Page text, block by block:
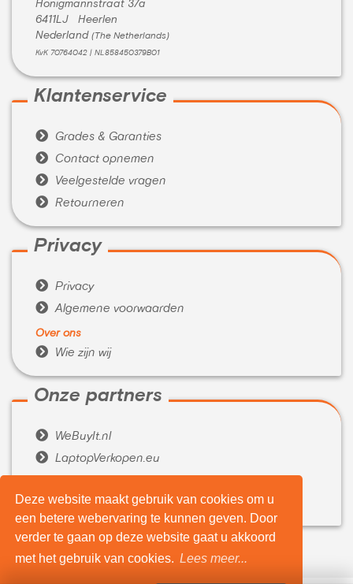
Deze website maakt gebruik van cookies om u
een betere webervaring te kunnen geven. Door
verder te gaan op deze website gaat u akkoord
met het gebruik van cookies. Lees meer...
Honigmannstraat 37a
6411LJ Heerlen
Nederland (The Netherlands)
KvK 70764042 | NL858450379B01
Klantenservice
 Grades & Garanties
 Contact opnemen
 Veelgestelde vragen
 Retourneren
Privacy
 Privacy
 Algemene voorwaarden
Over ons
 Wie zijn wij
Onze partners
 WeBuyIt.nl
 LaptopVerkopen.eu
